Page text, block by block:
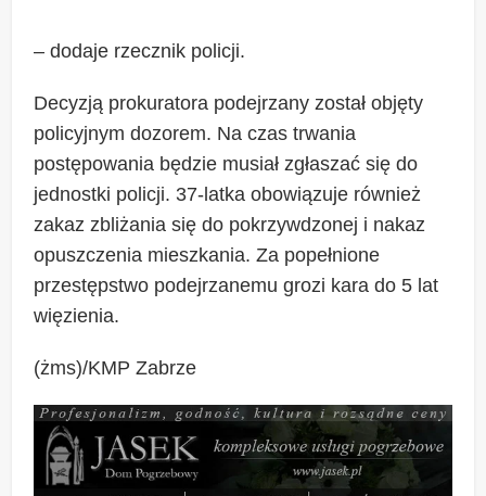
– dodaje rzecznik policji.
Decyzją prokuratora podejrzany został objęty
policyjnym dozorem. Na czas trwania
postępowania będzie musiał zgłaszać się do
jednostki policji. 37-latka obowiązuje również
zakaz zbliżania się do pokrzywdzonej i nakaz
opuszczenia mieszkania. Za popełnione
przestępstwo podejrzanemu grozi kara do 5 lat
więzienia.
(żms)/KMP Zabrze